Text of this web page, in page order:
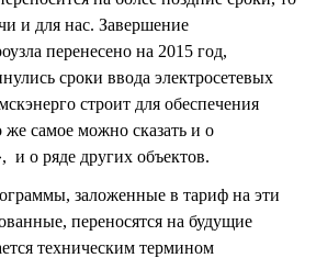
и для нас. Завершение
перенесено на 2015 год,
сроки ввода электросетевых
строит для обеспечения
же самое можно сказать и о
и о ряде других объектов.
заложенные в тариф на эти
переносятся на будущие
техническим термином